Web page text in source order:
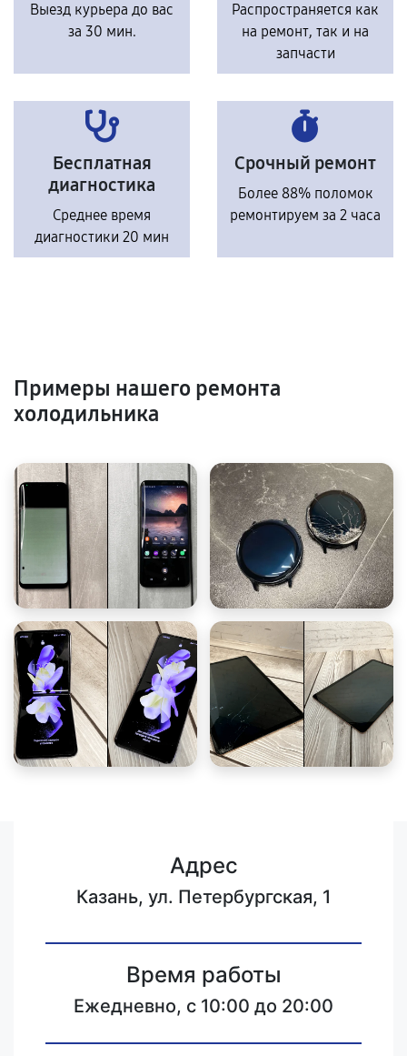
Выезд курьера до вас
за 30 мин.
Распространяется как
на ремонт, так и на
запчасти
Бесплатная
диагностика
Среднее время
диагностики 20 мин
Срочный ремонт
Более 88% поломок
ремонтируем за 2 часа
Примеры нашего ремонта
холодильника
Адрес
Казань, ул. Петербургская, 1
Время работы
Ежедневно, с 10:00 до 20:00